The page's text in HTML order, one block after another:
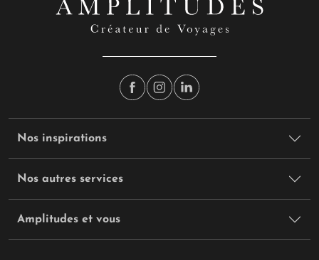
Nos inspirations
Nos autres services
Amplitudes et vous